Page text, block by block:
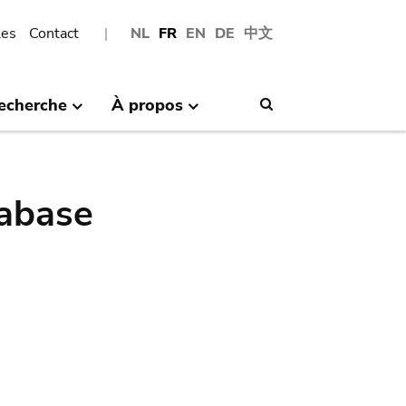
NL FR EN DE 中文
Contact
À propos